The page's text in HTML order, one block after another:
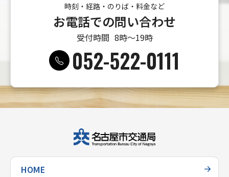
時刻・経路・のりば・料金など
お電話での問い合わせ
受付時間 8時〜19時
052-522-0111
HOME